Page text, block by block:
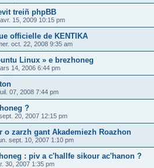
treiñ phpBB
15, 2009 10:15 pm
officielle de KENTIKA
oct. 22, 2008 9:35 am
Linux » e brezhoneg
14, 2006 6:44 pm
07, 2008 7:44 pm
?
20, 2007 12:15 pm
o zarzh gant Akademiezh Roazhon
sept. 10, 2007 1:10 pm
: piv a c'hallfe sikour ac'hanon ?
30, 2007 1:35 pm